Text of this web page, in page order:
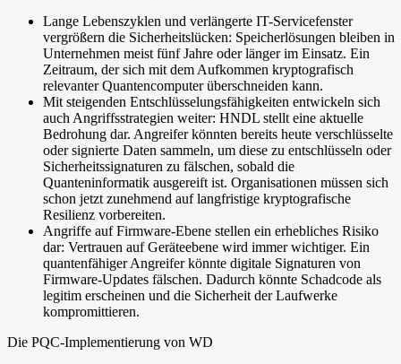
Lange Lebenszyklen und verlängerte IT-Servicefenster
vergrößern die Sicherheitslücken: Speicherlösungen bleiben in
Unternehmen meist fünf Jahre oder länger im Einsatz. Ein
Zeitraum, der sich mit dem Aufkommen kryptografisch
relevanter Quantencomputer überschneiden kann.
Mit steigenden Entschlüsselungsfähigkeiten entwickeln sich
auch Angriffsstrategien weiter: HNDL stellt eine aktuelle
Bedrohung dar. Angreifer könnten bereits heute verschlüsselte
oder signierte Daten sammeln, um diese zu entschlüsseln oder
Sicherheitssignaturen zu fälschen, sobald die
Quanteninformatik ausgereift ist. Organisationen müssen sich
schon jetzt zunehmend auf langfristige kryptografische
Resilienz vorbereiten.
Angriffe auf Firmware-Ebene stellen ein erhebliches Risiko
dar: Vertrauen auf Geräteebene wird immer wichtiger. Ein
quantenfähiger Angreifer könnte digitale Signaturen von
Firmware-Updates fälschen. Dadurch könnte Schadcode als
legitim erscheinen und die Sicherheit der Laufwerke
kompromittieren.
Die PQC-Implementierung von WD